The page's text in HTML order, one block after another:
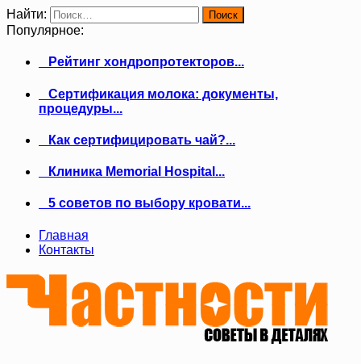
Найти:
Популярное:
Рейтинг хондропротекторов...
Сертификация молока: документы,
процедуры...
Как сертифицировать чай?...
Клиника Memorial Hospital...
5 советов по выбору кровати...
Главная
Контакты